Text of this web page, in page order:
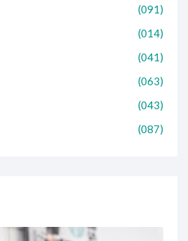
(091)
(014)
(041)
(063)
(043)
(087)